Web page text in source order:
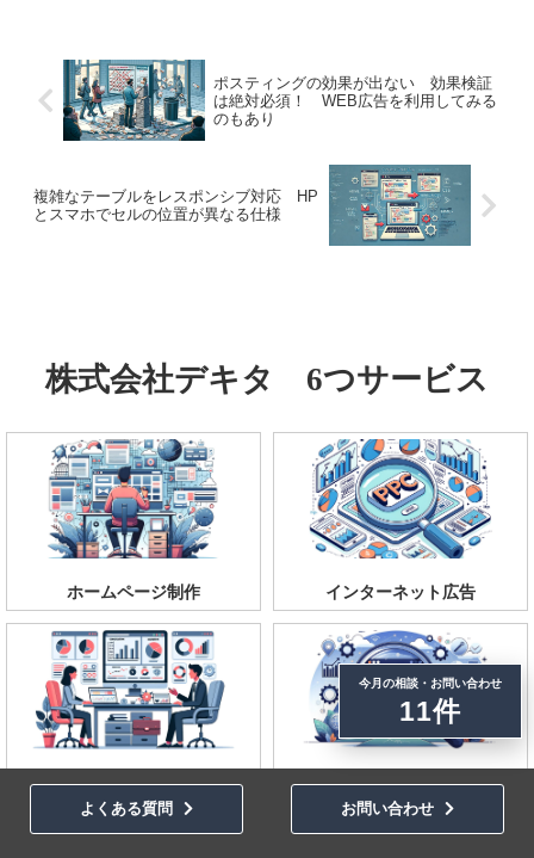
ポスティングの効果が出ない 効果検証
は絶対必須！ WEB広告を利用してみる
のもあり
複雑なテーブルをレスポンシブ対応 HP
とスマホでセルの位置が異なる仕様
株式会社デキタ 6つサービス
ホームページ制作 インターネット広告
コンサルティング SEO
今月の相談・お問い合わせ
11件
よくある質問 お問い合わせ